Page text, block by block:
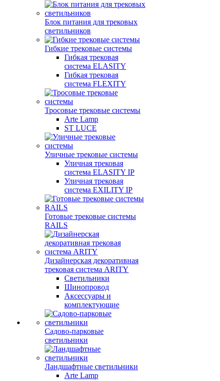
Блок питания для трековых
светильников
Гибкие трековые системы
Гибкая трековая
система ELASITY
Гибкая трековая
система FLEXITY
Тросовые трековые системы
Arte Lamp
ST LUCE
Уличные трековые системы
Уличная трековая
система ELASITY IP
Уличная трековая
система EXILITY IP
Готовые трековые системы
RAILS
Дизайнерская декоративная
трековая система ARITY
Светильники
Шинопровод
Аксессуары и
комплектующие
Садово-парковые
светильники
Ландшафтные светильники
Arte Lamp